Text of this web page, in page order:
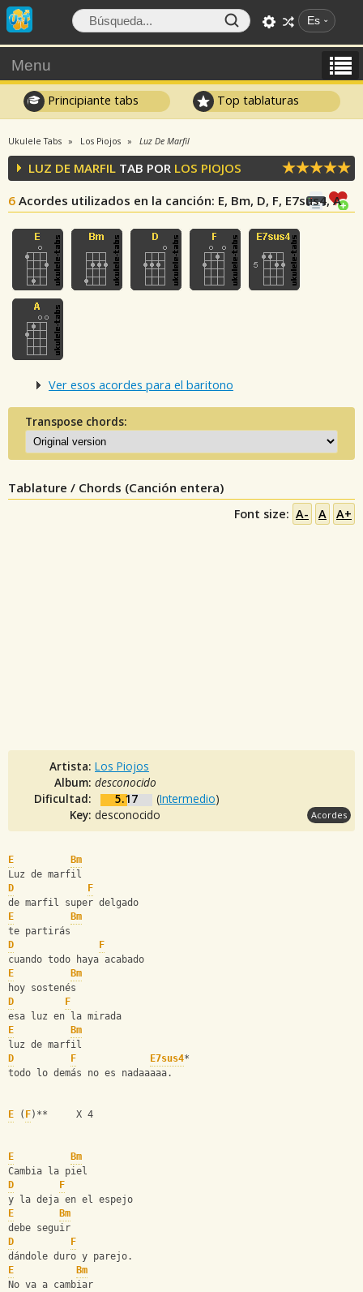
Es
Menu
Principiante tabs Top tablaturas
Ukulele Tabs Los Piojos Luz De Marfil
LUZ DE MARFIL TAB POR LOS PIOJOS
6 Acordes utilizados en la canción: E, Bm, D, F, E7sus4, A
Ver esos acordes para el baritono
Transpose chords:
Tablature / Chords (Canción entera)
Font size: A- A A+
Artista: Los Piojos
Album: desconocido
Dificultad:
5.17 (Intermedio)
Key: desconocido Acordes
E
Bm
Luz de marfil
D
F
de marfil super delgado
E
Bm
te partirás
D
F
cuando todo haya acabado
E
Bm
hoy sostenés
D
F
esa luz en la mirada
E
Bm
luz de marfil
D
F E7sus4*
todo lo demás no es nadaaaaa.
E ( F)**     X 4
E
Bm
Cambia la piel
D
F
y la deja en el espejo
E
Bm
debe seguir
D
F
dándole duro y parejo.
E
Bm
No va a cambiar